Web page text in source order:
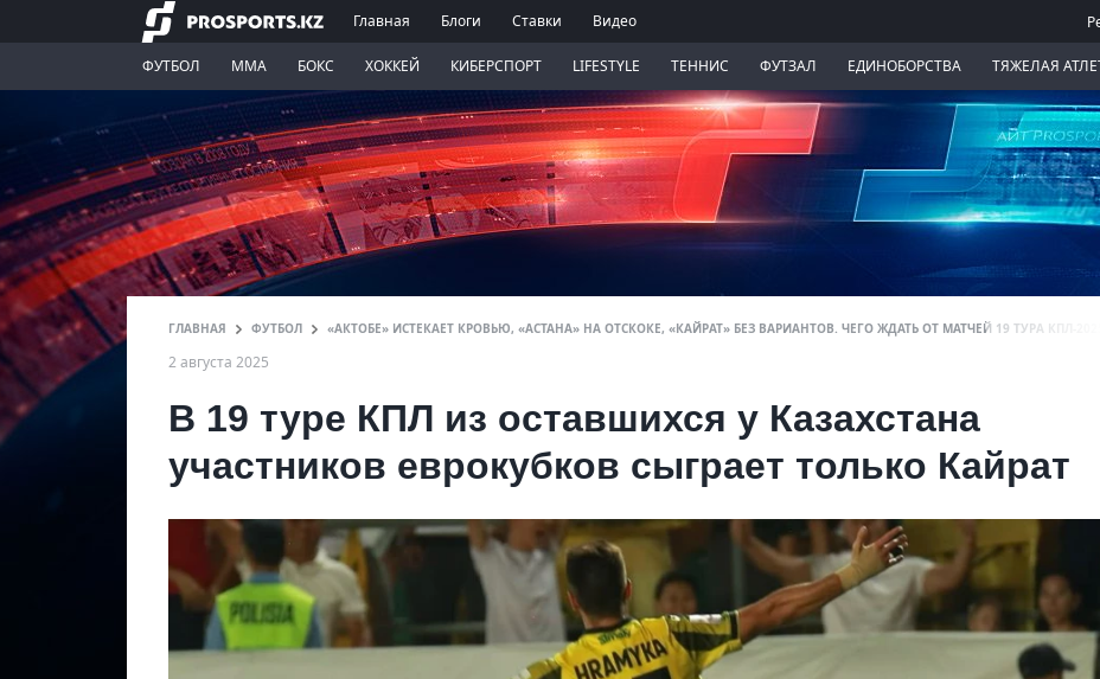
Главная Блоги Ставки Видео
ФУТБОЛ ММА БОКС ХОККЕЙ КИБЕРСПОРТ LIFESTYLE ТЕННИС ФУТЗАЛ ЕДИНОБОРСТВА ТЯЖЕЛАЯ
ГЛАВНАЯ ФУТБОЛ «АКТОБЕ» ИСТЕКАЕТ КРОВЬЮ, «АСТАНА» НА ОТСКОКЕ, «КАЙРАТ» БЕЗ ВАРИАНТОВ. ЧЕГО ЖДАТЬ ОТ МАТЧЕЙ 19 ТУРА КПЛ-2025
2 августа 2025
В 19 туре КПЛ из оставшихся у Казахстана
участников еврокубков сыграет только Кайрат